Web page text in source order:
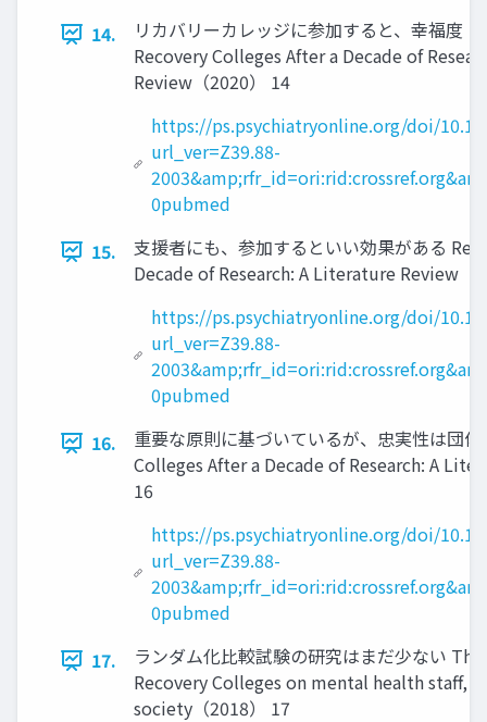
14.
リカバリーカレッジに参加すると、幸福度
Recovery Colleges After a Decade of
Review（2020） 14
https://ps.psychiatryonline.org/doi/
url_ver=Z39.88-
0pubmed
15.
支援者にも、参加するといい効果がある
Decade of Research: A Literature Review（
https://ps.psychiatryonline.org/doi/
url_ver=Z39.88-
0pubmed
16.
重要な原則に基づいているが、忠実性は団
Colleges After a Decade of Research: A
16
https://ps.psychiatryonline.org/doi/
url_ver=Z39.88-
0pubmed
17.
ランダム化比較試験の研究はまだ少ない
Recovery Colleges on mental health staff,
society（2018） 17